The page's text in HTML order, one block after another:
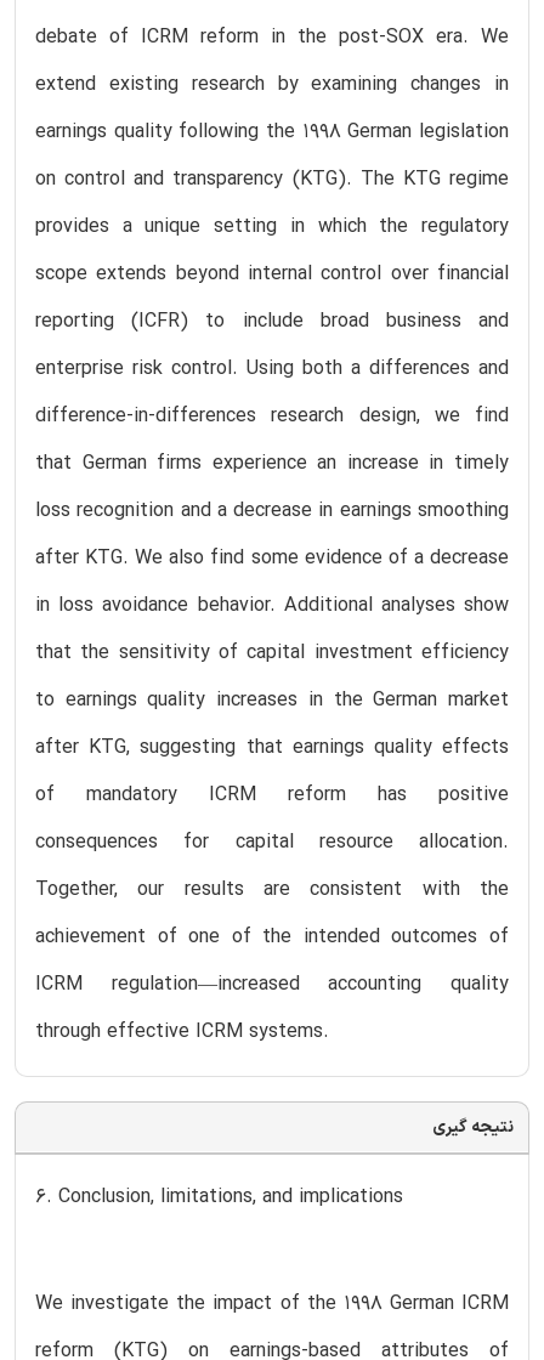
debate of ICRM reform in the post-SOX era. We
extend existing research by examining changes in
earnings quality following the 1998 German legislation
on control and transparency (KTG). The KTG regime
provides a unique setting in which the regulatory
scope extends beyond internal control over financial
reporting (ICFR) to include broad business and
enterprise risk control. Using both a differences and
difference-in-differences research design, we find
that German firms experience an increase in timely
loss recognition and a decrease in earnings smoothing
after KTG. We also find some evidence of a decrease
in loss avoidance behavior. Additional analyses show
that the sensitivity of capital investment efficiency
to earnings quality increases in the German market
after KTG, suggesting that earnings quality effects
of mandatory ICRM reform has positive
consequences for capital resource allocation.
Together, our results are consistent with the
achievement of one of the intended outcomes of
ICRM regulation—increased accounting quality
through effective ICRM systems.
نتیجه گیری
6. Conclusion, limitations, and implications
We investigate the impact of the 1998 German ICRM
reform (KTG) on earnings-based attributes of